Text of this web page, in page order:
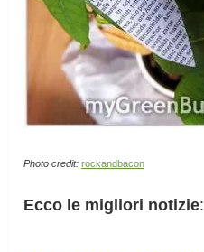
Photo credit: rockandbacon
Ecco le migliori notizie: